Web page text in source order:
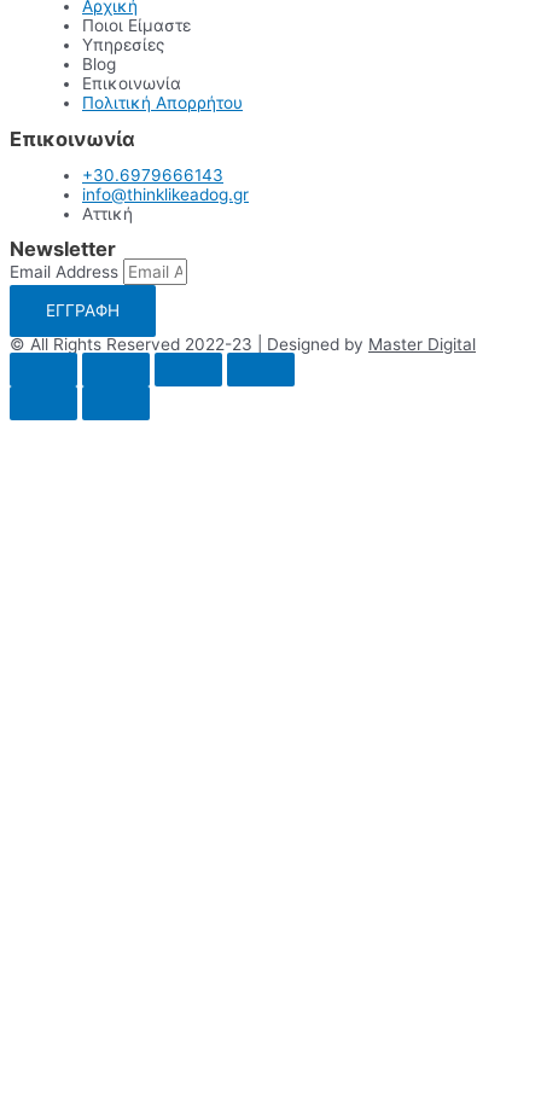
Αρχική
Ποιοι Είμαστε
Υπηρεσίες
Blog
Επικοινωνία
Πολιτική Απορρήτου
Επικοινωνία
+30.6979666143
info@thinklikeadog.gr
Αττική
Newsletter
Email Address
ΕΓΓΡΑΦΗ
© All Rights Reserved 2022-23 | Designed by Master Digital